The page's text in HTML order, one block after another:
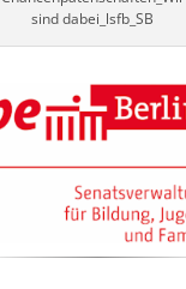
sind dabei_lsfb_SB